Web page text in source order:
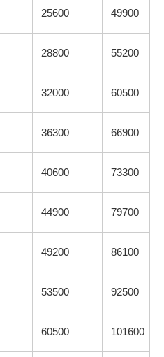
25600 49900
28800 55200
32000 60500
36300 66900
40600 73300
44900 79700
49200 86100
53500 92500
60500 101600